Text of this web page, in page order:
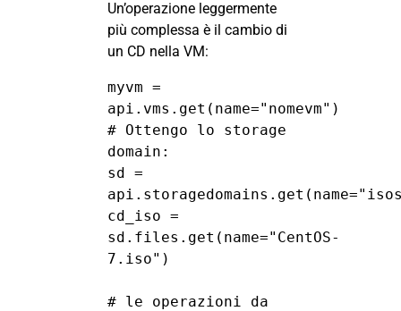
Un’operazione leggermente
più complessa è il cambio di
un CD nella VM:
myvm =
api.vms.get(name="nomevm")
# Ottengo lo storage
domain:
sd =
cd_iso =
sd.files.get(name="CentOS-
7.iso")
# le operazioni da